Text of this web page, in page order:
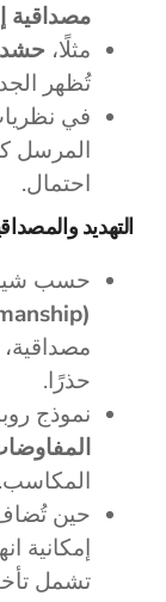
مصداقية
مثلًا، حشد
تُظهر
في
المرسل
احتمال.
التهديد
حسب
(brinkmanship)
حذرًا.
نموذج
المكاسب.
حين
إمكانية
تشمل